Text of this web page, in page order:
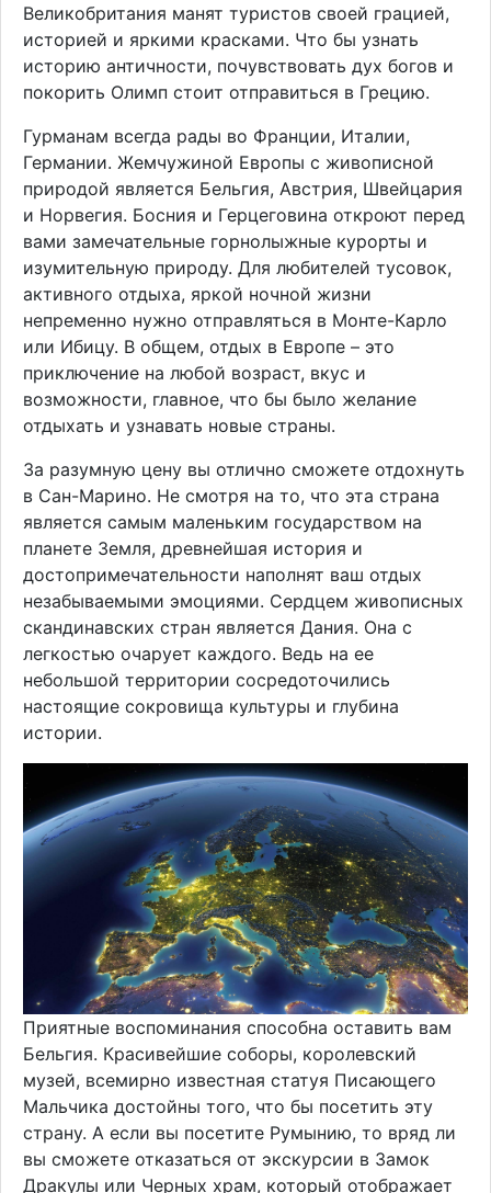
Великобритания манят туристов своей грацией,
историей и яркими красками. Что бы узнать
историю античности, почувствовать дух богов и
покорить Олимп стоит отправиться в Грецию.
Гурманам всегда рады во Франции, Италии,
Германии. Жемчужиной Европы с живописной
природой является Бельгия, Австрия, Швейцария
и Норвегия. Босния и Герцеговина откроют перед
вами замечательные горнолыжные курорты и
изумительную природу. Для любителей тусовок,
активного отдыха, яркой ночной жизни
непременно нужно отправляться в Монте-Карло
или Ибицу. В общем, отдых в Европе – это
приключение на любой возраст, вкус и
возможности, главное, что бы было желание
отдыхать и узнавать новые страны.
За разумную цену вы отлично сможете отдохнуть
в Сан-Марино. Не смотря на то, что эта страна
является самым маленьким государством на
планете Земля, древнейшая история и
достопримечательности наполнят ваш отдых
незабываемыми эмоциями. Сердцем живописных
скандинавских стран является Дания. Она с
легкостью очарует каждого. Ведь на ее
небольшой территории сосредоточились
настоящие сокровища культуры и глубина
истории.
Приятные воспоминания способна оставить вам
Бельгия. Красивейшие соборы, королевский
музей, всемирно известная статуя Писающего
Мальчика достойны того, что бы посетить эту
страну. А если вы посетите Румынию, то вряд ли
вы сможете отказаться от экскурсии в Замок
Дракулы или Черных храм, который отображает